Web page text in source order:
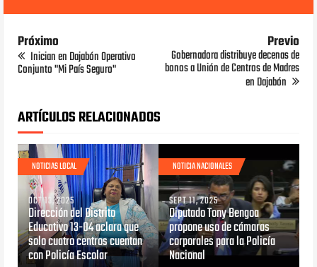
Próximo
Inician en Dajabón Operativo
Conjunto "Mi País Seguro"
Previo
Gobernadora distribuye decenas de
bonos a Unión de Centros de Madres
en Dajabón
ARTÍCULOS RELACIONADOS
NOTICIAS LOCAL
OCT 13, 2025
Dirección del Distrito
Educativo 13-04 aclara que
solo cuatro centros cuentan
con Policía Escolar
NOTICIA NACIONALES
SEPT 11, 2025
Diputado Tony Bengoa
propone uso de cámaras
corporales para la Policía
Nacional